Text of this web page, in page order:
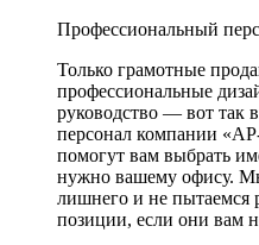
Профессиональный
Только грамотные
профессиональные
руководство — вот так
персонал компании
помогут вам выбрать
нужно вашему офису.
лишнего и не пытаемся
позиции, если они вам